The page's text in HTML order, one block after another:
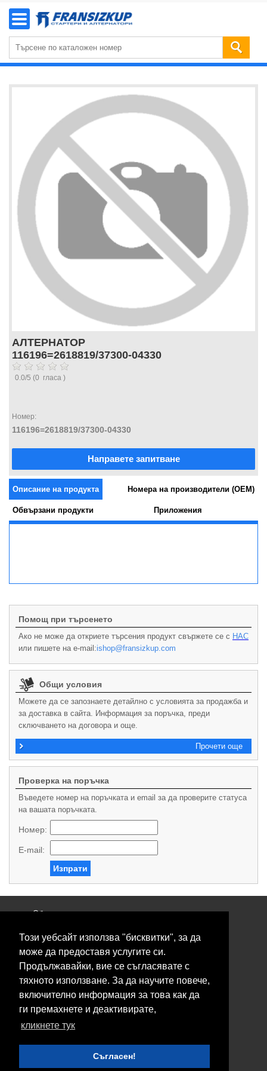
Този уебсайт използва "бисквитки", за да
може да предоставя услугите си.
Продължавайки, вие се съгласявате с
тяхното използване. За да научите повече,
включително информация за това как да
ги премахнете и деактивирате,
кликнете тук
Съгласен!
АЛТЕРНАТОР
116196=2618819/37300-04330
0.0/5 (0 гласа )
Номер:
116196=2618819/37300-04330
Направете запитване
Описание на продукта Номера на производители (OEM)
Обвързани продукти Приложения
Помощ при търсенето
Ако не може да откриете търсения продукт свържете се с НАС
или пишете на e-mail:ishop@fransizkup.com
Общи условия
Можете да се запознаете детайлно с условията за продажба и
за доставка в сайта. Информация за поръчка, преди
сключването на договора и още.
Прочети още
Проверка на поръчка
Въведете номер на поръчката и email за да проверите статуса
на вашата поръчката.
Номер:
E-mail:
Изпрати
Общи условия
Свържете се с нас
Контакти
Нашите сервизи
Блог
© 2026 Fransizkup.bg всички права запазени
Изграждане и поддръжка от
Boby_fransizkup